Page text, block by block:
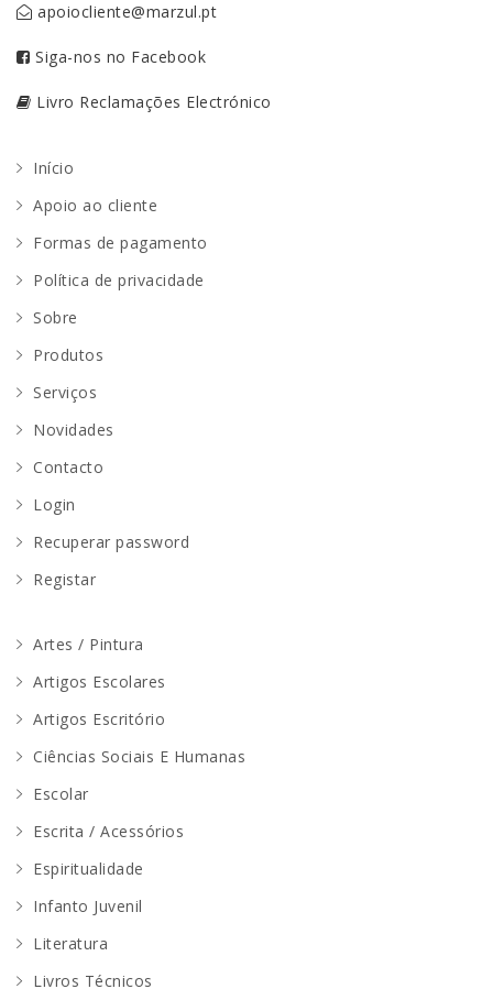
apoiocliente@marzul.pt
Siga-nos no Facebook
Livro Reclamações Electrónico
Início
Apoio ao cliente
Formas de pagamento
Política de privacidade
Sobre
Produtos
Serviços
Novidades
Contacto
Login
Recuperar password
Registar
Artes / Pintura
Artigos Escolares
Artigos Escritório
Ciências Sociais E Humanas
Escolar
Escrita / Acessórios
Espiritualidade
Infanto Juvenil
Literatura
Livros Técnicos